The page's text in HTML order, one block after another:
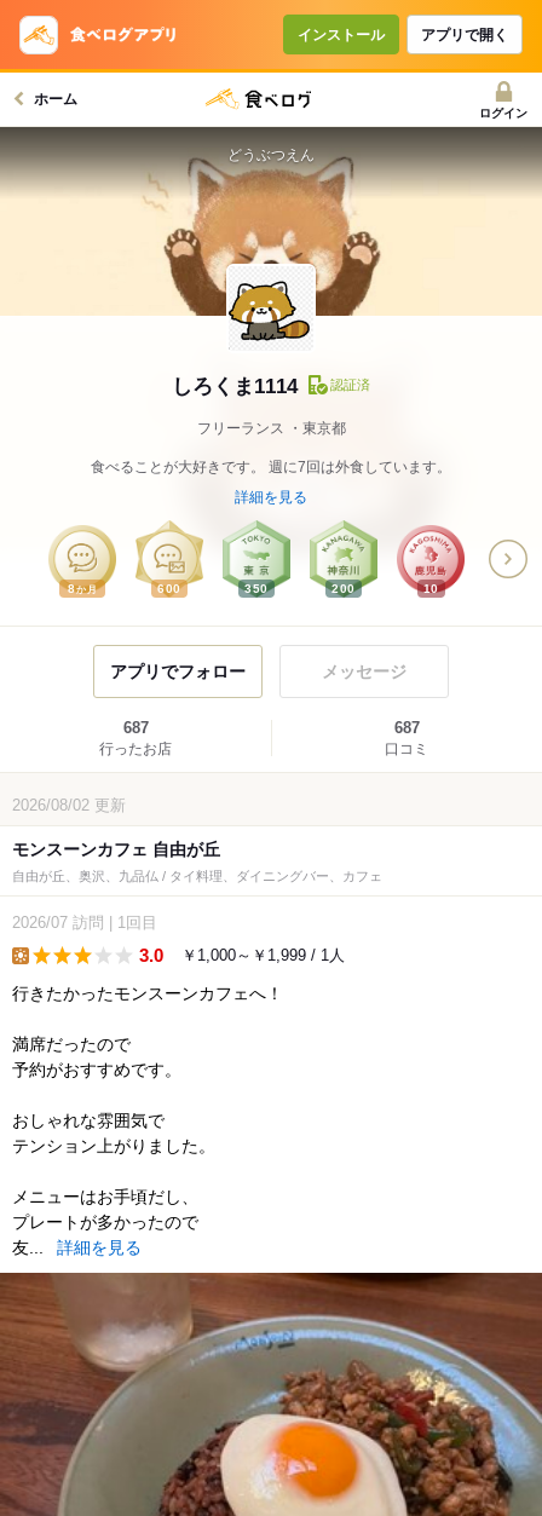
インストール アプリで開く
ホーム
ログイン
しろくま1114 認証済
フリーランス 東京都
食べることが大好きです。 週に7回は外食しています。
詳細を見る
8か月 600 350 200 10
どうぶつえん
アプリでフォロー メッセージ
687
行ったお店
687
口コミ
2026/08/02 更新
モンスーンカフェ 自由が丘
自由が丘、奥沢、九品仏 / タイ料理、ダイニングバー、カフェ
2026/07 訪問 1回目
3.0 ￥1,000～￥1,999 / 1人
行きたかったモンスーンカフェへ！
満席だったので
予約がおすすめです。
おしゃれな雰囲気で
テンション上がりました。
メニューはお手頃だし、
プレートが多かったので
友...
詳細を見る